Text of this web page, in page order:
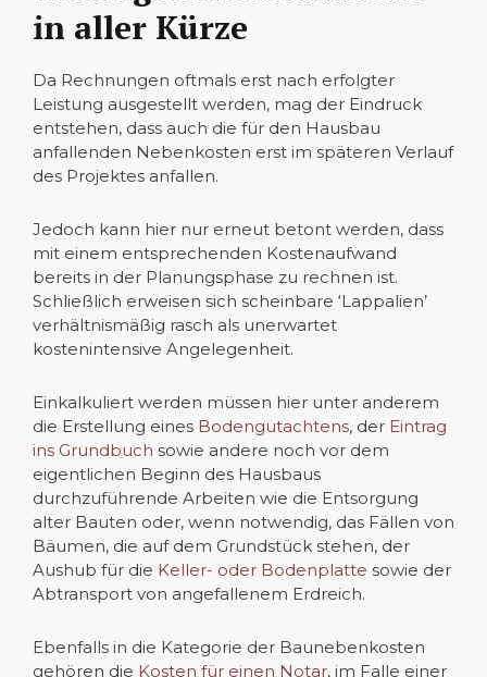
in aller Kürze
Da Rechnungen oftmals erst nach erfolgter
Leistung ausgestellt werden, mag der Eindruck
entstehen, dass auch die für den Hausbau
anfallenden Nebenkosten erst im späteren Verlauf
des Projektes anfallen.
Jedoch kann hier nur erneut betont werden, dass
mit einem entsprechenden Kostenaufwand
bereits in der Planungsphase zu rechnen ist.
Schließlich erweisen sich scheinbare ‘Lappalien’
verhältnismäßig rasch als unerwartet
kostenintensive Angelegenheit.
Einkalkuliert werden müssen hier unter anderem
die Erstellung eines Bodengutachtens, der Eintrag
ins Grundbuch sowie andere noch vor dem
eigentlichen Beginn des Hausbaus
durchzuführende Arbeiten wie die Entsorgung
alter Bauten oder, wenn notwendig, das Fällen von
Bäumen, die auf dem Grundstück stehen, der
Aushub für die Keller- oder Bodenplatte sowie der
Abtransport von angefallenem Erdreich.
Ebenfalls in die Kategorie der Baunebenkosten
gehören die Kosten für einen Notar, im Falle einer